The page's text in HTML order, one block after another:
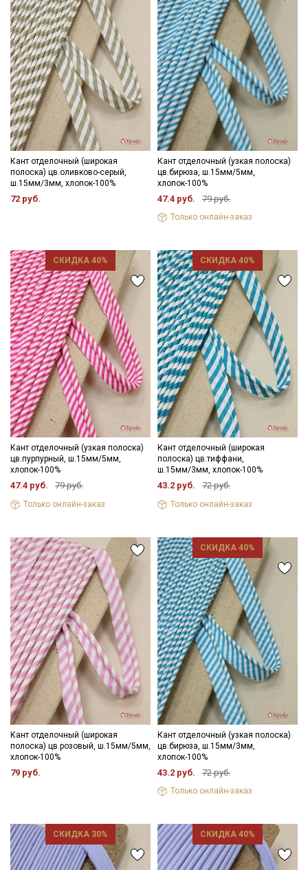
Кант отделочный (широкая
полоска) цв.оливково-серый,
ш.15мм/3мм, хлопок-100%
72 руб.
Кант отделочный (узкая полоска)
цв.бирюза, ш.15мм/5мм,
хлопок-100%
47.4 руб. 79 руб.
Только онлайн-заказ
СКИДКА 40%
Кант отделочный (узкая полоска)
цв.пурпурный, ш.15мм/5мм,
хлопок-100%
47.4 руб. 79 руб.
Только онлайн-заказ
СКИДКА 40%
Кант отделочный (широкая
полоска) цв.тиффани,
ш.15мм/3мм, хлопок-100%
43.2 руб. 72 руб.
Только онлайн-заказ
Кант отделочный (широкая
полоска) цв.розовый, ш.15мм/5мм,
хлопок-100%
79 руб.
СКИДКА 40%
Кант отделочный (узкая полоска)
цв.бирюза, ш.15мм/3мм,
хлопок-100%
43.2 руб. 72 руб.
Только онлайн-заказ
СКИДКА 30% СКИДКА 40%